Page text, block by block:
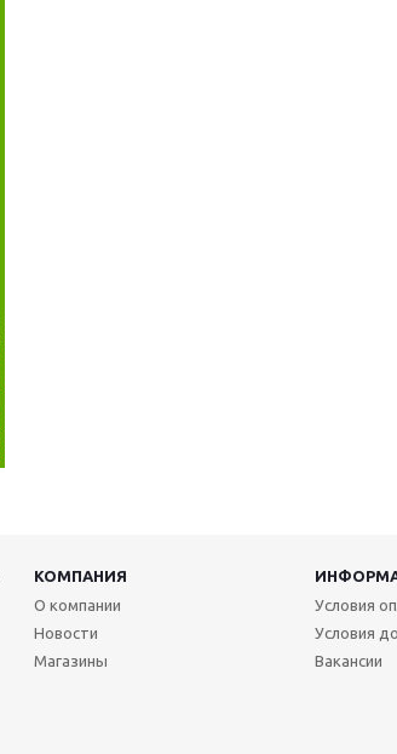
КОМПАНИЯ
О компании
Новости
Магазины
Условия
Условия
Вакансии